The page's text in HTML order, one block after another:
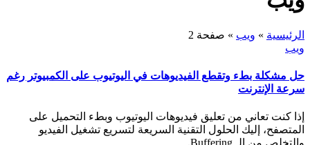
الرئيسية » ويب » صفحة 2
نُشر
ويب
حل مشكلة بطء وتقطع الفيديوهات في اليوتيوب على الكمبيوتر رغم
سرعة الإنترنت
إذا كنت تعاني من تعليق فيديوهات اليوتيوب وبطء التحميل على
المتصفح، إليك الحلول التقنية السريعة لتسريع تشغيل الفيديو